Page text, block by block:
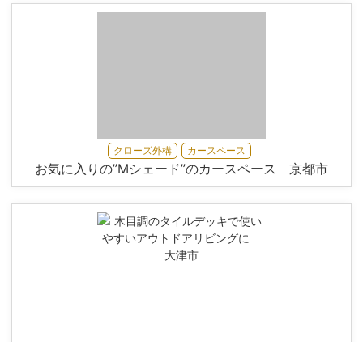
クローズ外構 カースペース
お気に入りの”Mシェード”のカースペース 京都市